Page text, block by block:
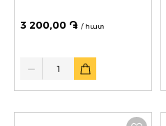
3 200,00 ֏ / հատ